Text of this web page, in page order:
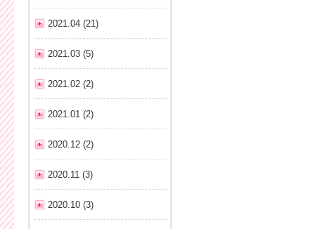
2021.04 (21)
2021.03 (5)
2021.02 (2)
2021.01 (2)
2020.12 (2)
2020.11 (3)
2020.10 (3)